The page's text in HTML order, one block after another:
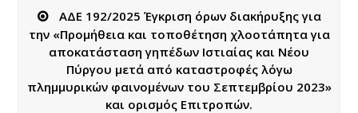
ΑΔΕ 192/2025 Έγκριση όρων διακήρυξης για
την «Προμήθεια και τοποθέτηση χλοοτάπητα για
αποκατάσταση γηπέδων Ιστιαίας και Νέου
Πύργου μετά από καταστροφές λόγω
πλημμυρικών φαινομένων του Σεπτεμβρίου 2023»
και ορισμός Επιτροπών.